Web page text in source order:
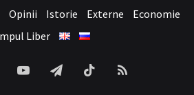
Opinii Istorie Externe
Economie
Liber
YouTubeTelegramTikTokRSS